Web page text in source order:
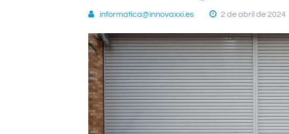
informatica@innovaxxi.es 2 de abril de 2024